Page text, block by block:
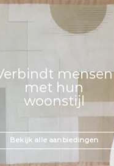
mensen
met hun
woonstijl
Bekijk alle aanbiedingen